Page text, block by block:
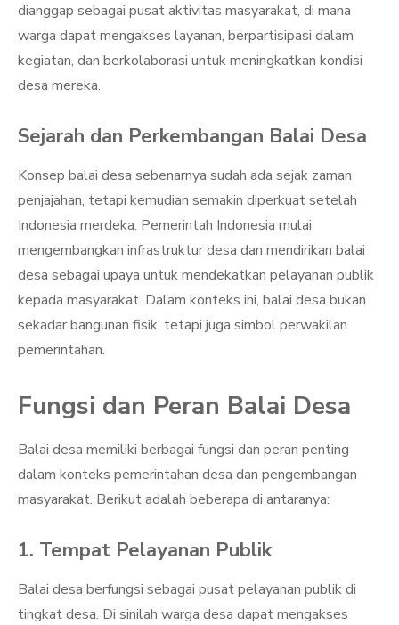
dianggap sebagai pusat aktivitas masyarakat, di mana
warga dapat mengakses layanan, berpartisipasi dalam
kegiatan, dan berkolaborasi untuk meningkatkan kondisi
desa mereka.
Sejarah dan Perkembangan Balai Desa
Konsep balai desa sebenarnya sudah ada sejak zaman
penjajahan, tetapi kemudian semakin diperkuat setelah
Indonesia merdeka. Pemerintah Indonesia mulai
mengembangkan infrastruktur desa dan mendirikan balai
desa sebagai upaya untuk mendekatkan pelayanan publik
kepada masyarakat. Dalam konteks ini, balai desa bukan
sekadar bangunan fisik, tetapi juga simbol perwakilan
pemerintahan.
Fungsi dan Peran Balai Desa
Balai desa memiliki berbagai fungsi dan peran penting
dalam konteks pemerintahan desa dan pengembangan
masyarakat. Berikut adalah beberapa di antaranya:
1. Tempat Pelayanan Publik
Balai desa berfungsi sebagai pusat pelayanan publik di
tingkat desa. Di sinilah warga desa dapat mengakses